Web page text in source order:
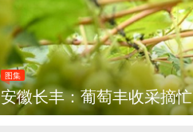
图集
安徽长丰：葡萄丰收采摘忙